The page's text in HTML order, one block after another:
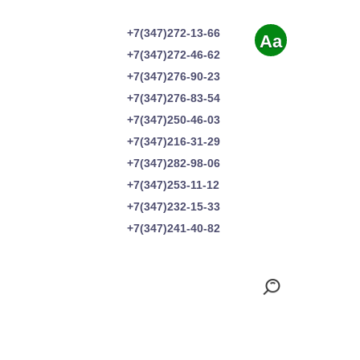
+7(347)272-13-66
+7(347)272-46-62
+7(347)276-90-23
+7(347)276-83-54
+7(347)250-46-03
+7(347)216-31-29
+7(347)282-98-06
+7(347)253-11-12
+7(347)232-15-33
+7(347)241-40-82
Aa